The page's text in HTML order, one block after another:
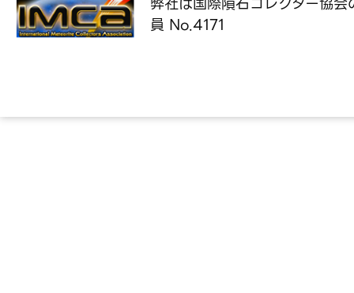
員 No.4171